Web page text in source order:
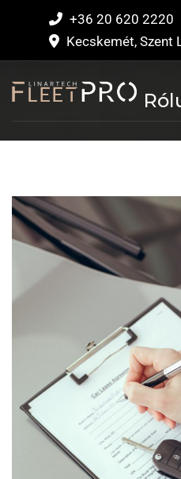
+36 20 620 2220
Kecskemét, Szent